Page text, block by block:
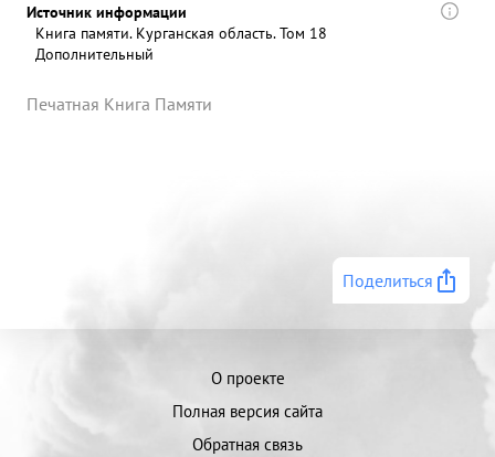
Источник информации
Книга памяти. Курганская область. Том 18
Дополнительный
Печатная Книга Памяти
Поделиться
О проекте
Полная версия сайта
Обратная связь